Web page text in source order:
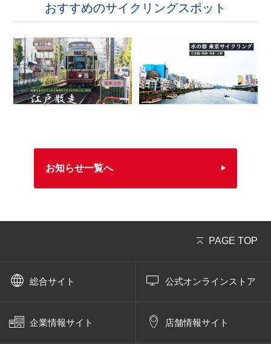
おすすめのサイクリングスポット
お知らせ一覧へ
PAGE TOP
総合サイト 公式オンラインストア
企業情報サイト 店舗情報サイト